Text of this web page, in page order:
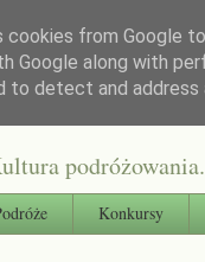
Konkursy
cookies from Google
Google along with
to detect and address